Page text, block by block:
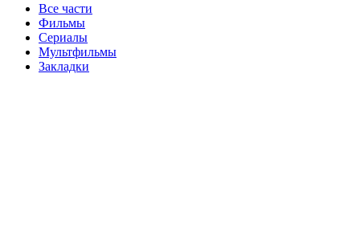
Все части
Фильмы
Сериалы
Мультфильмы
Закладки